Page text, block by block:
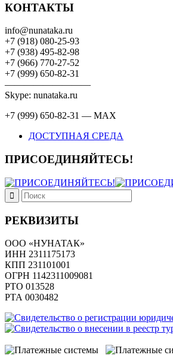
КОНТАКТЫ
info@nunataka.ru
+7 (918) 080-25-93
+7 (938) 495-82-98
+7 (966) 770-27-52
+7 (999) 650-82-31
—————————
Skype: nunataka.ru
+7 (999) 650-82-31 — MAX
ДОСТУПНАЯ СРЕДА
ПРИСОЕДИНЯЙТЕСЬ!
РЕКВИЗИТЫ
ООО «НУНАТАК»
ИНН 2311175173
КПП 231101001
ОГРН 1142311009081
PTO 013528
РТА 0030482